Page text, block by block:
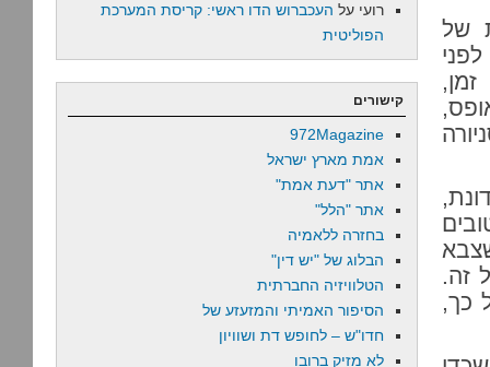
של
טובים
זה.
כך,
רועי על העכברוש הדו ראשי: קריסת המערכת
הפוליטית
קישורים
972Magazine
אמת מארץ ישראל
אתר "דעת אמת"
אתר "הלל"
בחזרה ללאמיה
הבלוג של "יש דין"
הטלוויזיה החברתית
הסיפור האמיתי והמזעזע של
חדו"ש – לחופש דת ושוויון
לא מזיק ברובו